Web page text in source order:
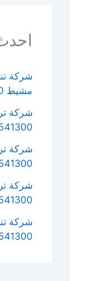
شركة
مشيط 0509541300
شركة
شركة
شركة
شركة